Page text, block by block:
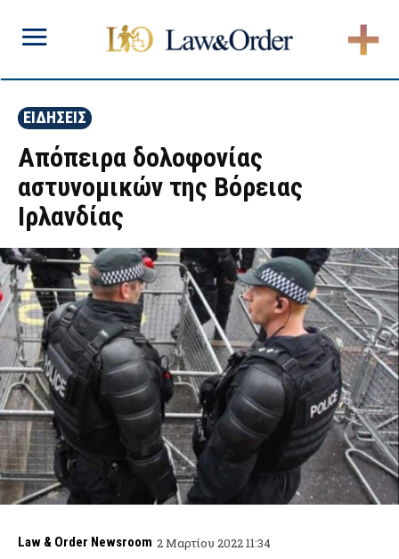
ΕΙΔΗΣΕΙΣ
Απόπειρα δολοφονίας
αστυνομικών της Βόρειας
Ιρλανδίας
Law & Order Newsroom 2 Μαρτίου 2022 11:34